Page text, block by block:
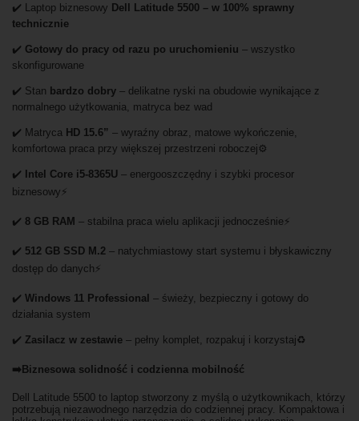
✔️ Laptop biznesowy Dell Latitude 5500 – w 100% sprawny
technicznie
✔️ Gotowy do pracy od razu po uruchomieniu – wszystko
skonfigurowane
✔️ Stan bardzo dobry – delikatne ryski na obudowie wynikające z
normalnego użytkowania, matryca bez wad
✔️ Matryca HD 15.6” – wyraźny obraz, matowe wykończenie,
komfortowa praca przy większej przestrzeni roboczej⚙️
✔️ Intel Core i5-8365U – energooszczędny i szybki procesor
biznesowy⚡
✔️ 8 GB RAM – stabilna praca wielu aplikacji jednocześnie⚡
✔️ 512 GB SSD M.2 – natychmiastowy start systemu i błyskawiczny
dostęp do danych⚡
✔️ Windows 11 Professional – świeży, bezpieczny i gotowy do
działania system
✔️ Zasilacz w zestawie – pełny komplet, rozpakuj i korzystaj♻️
➡️Biznesowa solidność i codzienna mobilność
Dell Latitude 5500 to laptop stworzony z myślą o użytkownikach, którzy
potrzebują niezawodnego narzędzia do codziennej pracy. Kompaktowa i